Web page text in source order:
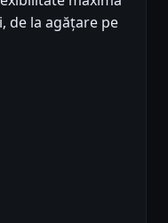
de la agățare pe